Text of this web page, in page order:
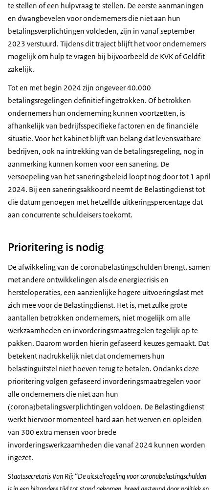
te stellen of een hulpvraag te stellen. De eerste aanmaningen
en dwangbevelen voor ondernemers die niet aan hun
betalingsverplichtingen voldeden, zijn in vanaf september
2023 verstuurd. Tijdens dit traject blijft het voor ondernemers
mogelijk om hulp te vragen bij bijvoorbeeld de KVK of Geldfit
zakelijk.
Tot en met begin 2024 zijn ongeveer 40.000
betalingsregelingen definitief ingetrokken. Of betrokken
ondernemers hun onderneming kunnen voortzetten, is
afhankelijk van bedrijfsspecifieke factoren en de financiële
situatie. Voor het kabinet blijft van belang dat levensvatbare
bedrijven, ook na intrekking van de betalingsregeling, nog in
aanmerking kunnen komen voor een sanering. De
versoepeling van het saneringsbeleid loopt nog door tot 1 april
2024. Bij een saneringsakkoord neemt de Belastingdienst tot
die datum genoegen met hetzelfde uitkeringspercentage dat
aan concurrente schuldeisers toekomt.
Prioritering is nodig
De afwikkeling van de coronabelastingschulden brengt, samen
met andere ontwikkelingen als de energiecrisis en
hersteloperaties, een aanzienlijke hogere uitvoeringslast met
zich mee voor de Belastingdienst. Het is, met zulke grote
aantallen betrokken ondernemers, niet mogelijk om alle
werkzaamheden en invorderingsmaatregelen tegelijk op te
pakken. Daarom worden hierin gefaseerd keuzes gemaakt. Dat
betekent nadrukkelijk niet dat ondernemers hun
belastinguitstel niet hoeven terug te betalen. Ondanks deze
prioritering volgen gefaseerd invorderingsmaatregelen voor
alle ondernemers die niet aan hun
(corona)betalingsverplichtingen voldoen. De Belastingdienst
werkt hiervoor momenteel hard aan het werven en opleiden
van 300 extra mensen voor brede
invorderingswerkzaamheden die vanaf 2024 kunnen worden
ingezet.
Staatssecretaris Van Rij: “De uitstelregeling voor coronabelastingschulden